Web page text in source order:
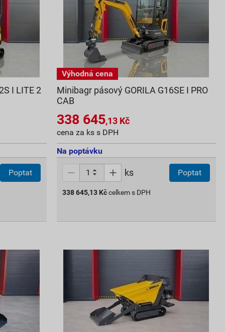
I LITE 2
Poptat
Minibagr pásový GORILA G16SE I PRO
CAB
338 645,13Kč
cena za ks s DPH
Na poptávku
ks Poptat
338 645,13 Kč celkem s DPH